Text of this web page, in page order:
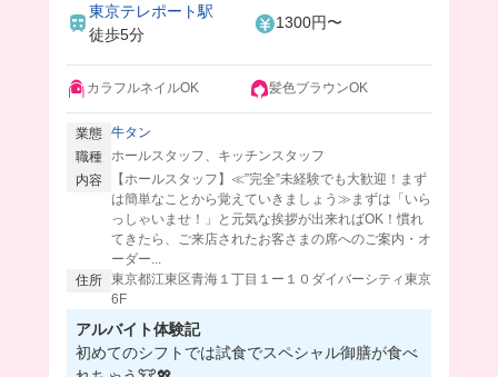
東京テレポート駅
徒歩5分
1300円〜
カラフルネイルOK 髪色ブラウンOK
業態 牛タン
職種 ホールスタッフ、キッチンスタッフ
内容
【ホールスタッフ】≪”完全”未経験でも大歓迎！まず
は簡単なことから覚えていきましょう≫まずは「いら
っしゃいませ！」と元気な挨拶が出来ればOK！慣れ
てきたら、ご来店されたお客さまの席へのご案内・オ
ーダー...
住所 東京都江東区青海１丁目１ー１０ダイバーシティ東京
6F
アルバイト体験記
初めてのシフトでは試食でスペシャル御膳が食べ